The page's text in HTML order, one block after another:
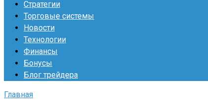
Стратегии
Торговые системы
Новости
Технологии
Финансы
Бонусы
Блог трейдера
Главная